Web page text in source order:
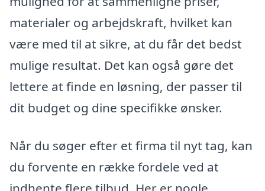
materialer og arbejdskraft, hvilket kan
være med til at sikre, at du får det bedst
mulige resultat. Det kan også gøre det
lettere at finde en løsning, der passer til
dit budget og dine specifikke ønsker.
Når du søger efter et firma til nyt tag, kan
du forvente en række fordele ved at